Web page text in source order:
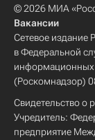
© 2026 МИА
Вакансии
Сетевое издание
в Федеральной
информационных
(Роскомнадзор)
Свидетельство
Учредитель:
предприятие